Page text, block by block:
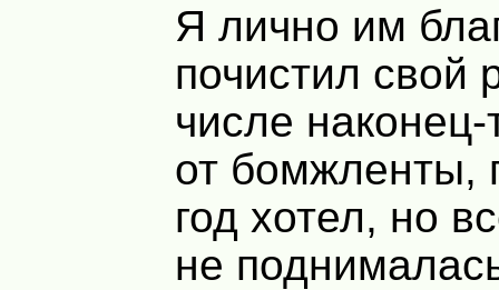
Я лично им
почистил свой
числе наконец-
от бомжленты,
год хотел, но
не